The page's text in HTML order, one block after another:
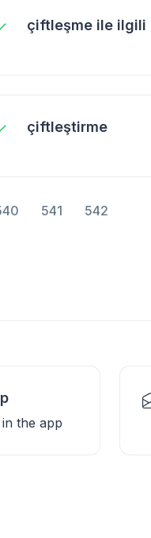
çiftleşme ile ilgili
çiftleştirme
541 542
the app